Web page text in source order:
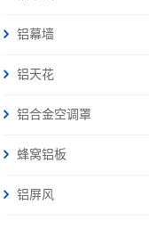
铝幕墙
铝天花
铝合金空调罩
蜂窝铝板
铝屏风